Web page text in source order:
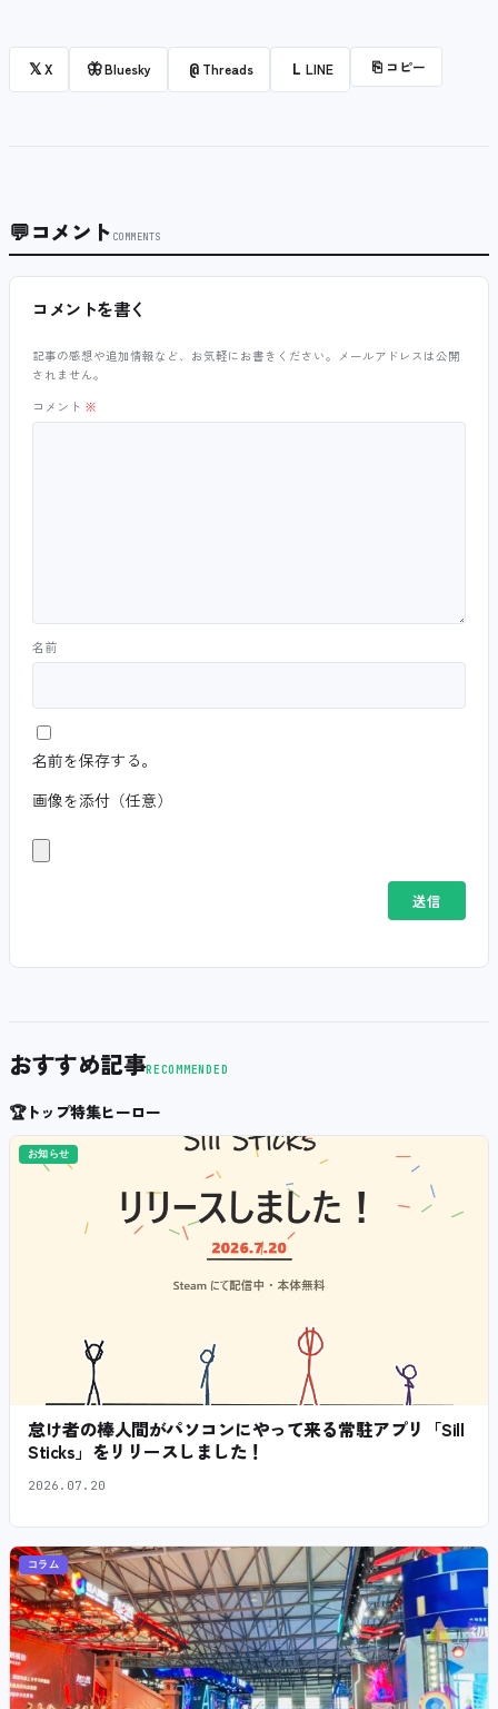
𝕏X 🦋Bluesky @ Threads L LINE ⎘ コピー
💬コメント COMMENTS
コメントを書く
記事の感想や追加情報など、お気軽にお書きください。メールアドレスは公開
されません。
コメント ※
名前
名前を保存する。
画像を添付（任意）
おすすめ記事RECOMMENDED
🏆トップ特集ヒーロー
お知らせ
怠け者の棒人間がパソコンにやって来る常駐アプリ「Sill
Sticks」をリリースしました！
2026.07.20
コラム